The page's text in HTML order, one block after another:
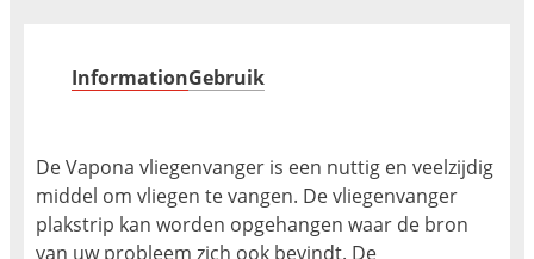
InformationGebruik
De Vapona vliegenvanger is een nuttig en veelzijdig
middel om vliegen te vangen. De vliegenvanger
plakstrip kan worden opgehangen waar de bron
van uw probleem zich ook bevindt. De